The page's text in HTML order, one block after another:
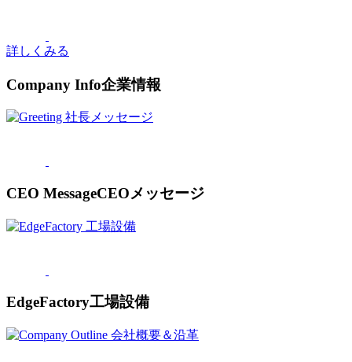
詳しくみる
Company Info企業情報
CEO MessageCEOメッセージ
EdgeFactory工場設備